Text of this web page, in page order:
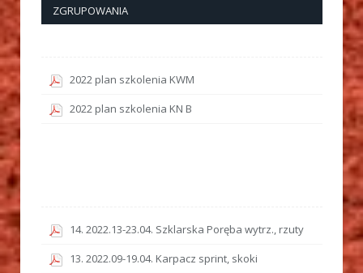
ZGRUPOWANIA
2022 plan szkolenia KWM
2022 plan szkolenia KN B
14. 2022.13-23.04. Szklarska Poręba wytrz., rzuty
13. 2022.09-19.04. Karpacz sprint, skoki